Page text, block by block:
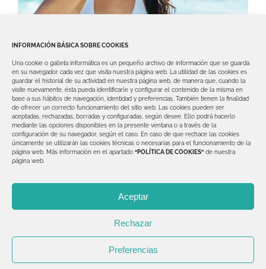
INFORMACIÓN BÁSICA SOBRE COOKIES
Una cookie o galleta informática es un pequeño archivo de información que se guarda
en su navegador cada vez que visita nuestra página web.
La utilidad de las cookies es
guardar el historial de su actividad en nuestra página web, de manera que, cuando la
visite nuevamente, ésta pueda identificarle y configurar el contenido de la misma en
base a sus hábitos de navegación, identidad y preferencias. También tienen la finalidad
de ofrecer un correcto funcionamiento del sitio web.
Las cookies pueden ser
aceptadas, rechazadas, borradas y configuradas, según desee. Ello podrá hacerlo
mediante las opciones disponibles en la presente ventana o a través de la
configuración de su navegador, según el caso. En caso de que rechace las cookies
únicamente se utilizarán las cookies técnicas o necesarias para el funcionamiento de la
página web. Más información en el apartado “POLÍTICA DE COOKIES” de nuestra
página web.
Aceptar
Rechazar
Preferencias
En Clínica Dental David Valero, te ofrecemos
los mejores consejos para que prepares tu
| Todos los derechos reservados | Diseñado por
FacebookInstagram